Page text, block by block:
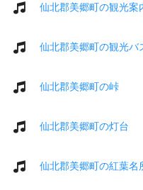
仙北郡美郷町の観光案
仙北郡美郷町の観光バ
仙北郡美郷町の峠
仙北郡美郷町の灯台
仙北郡美郷町の紅葉名